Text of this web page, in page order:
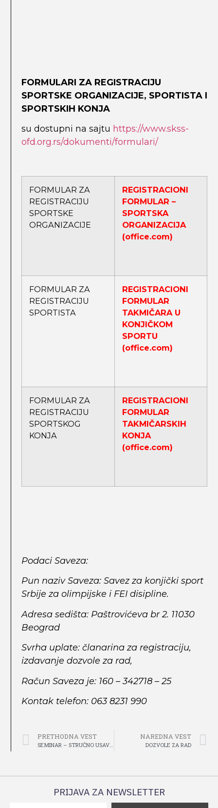
FORMULARI ZA REGISTRACIJU
SPORTSKE ORGANIZACIJE, SPORTISTA I
SPORTSKIH KONJA
su dostupni na sajtu https://www.skss-
ofd.org.rs/dokumenti/formulari/
FORMULAR ZA
REGISTRACIJU
SPORTSKE
ORGANIZACIJE
REGISTRACIONI
FORMULAR –
SPORTSKA
ORGANIZACIJA
(office.com)
FORMULAR ZA
REGISTRACIJU
SPORTISTA
REGISTRACIONI
FORMULAR
TAKMIČARA U
KONJIČKOM
SPORTU
(office.com)
FORMULAR ZA
REGISTRACIJU
SPORTSKOG
KONJA
REGISTRACIONI
FORMULAR
TAKMIČARSKIH
KONJA
(office.com)
Podaci Saveza:
Pun naziv Saveza: Savez za konjički sport
Srbije za olimpijske i FEI disipline.
Adresa sedišta: Paštrovićeva br 2. 11030
Beograd
Svrha uplate: članarina za registraciju,
izdavanje dozvole za rad,
Račun Saveza je: 160 – 342718 – 25
Kontak telefon: 063 8231 990
PRETHODNA VEST
SEMINAR – STRUČNO USAVRŠAVANJE 04.02.2023.
NAREDNA VEST
DOZVOLE ZA RAD
PRIJAVA ZA NEWSLETTER